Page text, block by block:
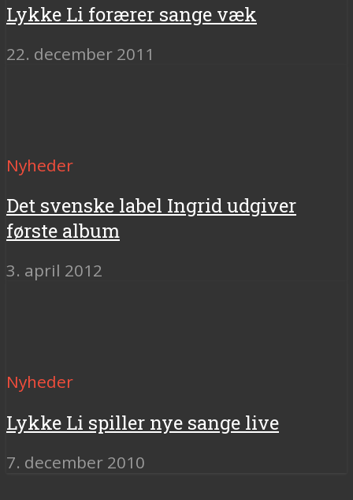
Lykke Li forærer sange væk
22. december 2011
Nyheder
Det svenske label Ingrid udgiver
første album
3. april 2012
Nyheder
Lykke Li spiller nye sange live
7. december 2010